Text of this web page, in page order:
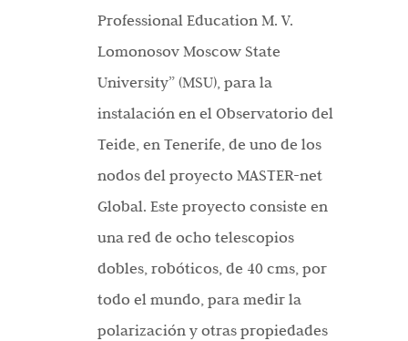
Professional Education M. V.
Lomonosov Moscow State
University” (MSU), para la
instalación en el Observatorio del
Teide, en Tenerife, de uno de los
nodos del proyecto MASTER-net
Global. Este proyecto consiste en
una red de ocho telescopios
dobles, robóticos, de 40 cms, por
todo el mundo, para medir la
polarización y otras propiedades